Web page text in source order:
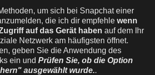
um sich bei Snapchat einer
die ich dir empfehle wenn
auf das Gerät haben auf dem Ihr
Netzwerk am häufigsten öffnet.
geben Sie die Anwendung des
ein und Prüfen Sie, ob die Option
ausgewählt wurde..